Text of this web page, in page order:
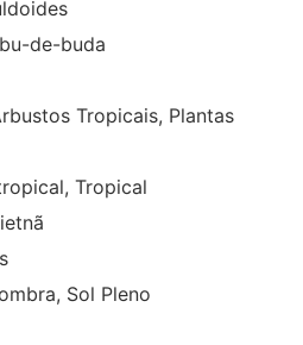
de-buda
Tropicais, Plantas
Tropical
Sol Pleno